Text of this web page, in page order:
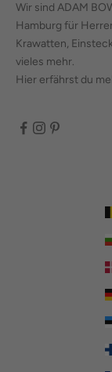
Wir sind ADAM
Hamburg für
Krawatten,
vieles mehr.
Hier erfährst du